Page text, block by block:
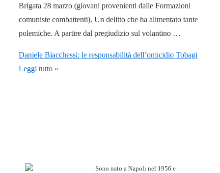
Brigata 28 marzo (giovani provenienti dalle Formazioni
comuniste combattenti). Un delitto che ha alimentato tante
polemiche. A partire dal pregiudizio sul volantino …
Daniele Biacchessi: le responsabilità dell’omicidio Tobagi
Leggi tutto »
Sono nato a Napoli nel 1956 e